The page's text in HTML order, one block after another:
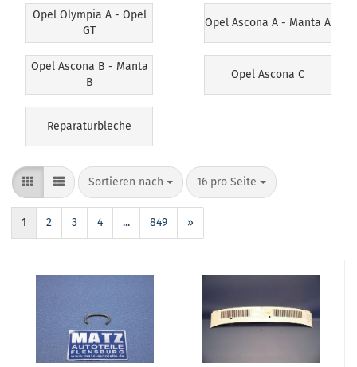
Opel Olympia A - Opel
GT
Opel Ascona A - Manta A
Opel Ascona B - Manta
B
Opel Ascona C
Reparaturbleche
Sortieren nach 16 pro Seite
1 2 3 4 ... 849 »